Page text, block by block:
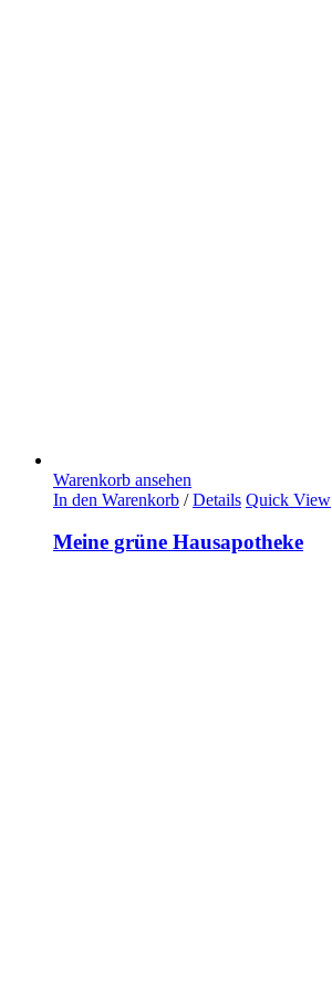
Warenkorb ansehen
In den Warenkorb / Details Quick View
Meine grüne Hausapotheke